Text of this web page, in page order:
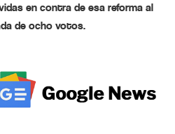
en contra de esa reforma al
de ocho votos.